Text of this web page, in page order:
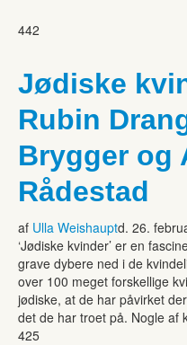
442
Jødiske
Rubin
Brygger og
Rådestad
af Ulla Weishauptd. 26.
‘Jødiske kvinder’ er en
grave dybere ned i de
over 100 meget forskellige
jødiske, at de har påvirket
det de har troet på. Nogle af
425